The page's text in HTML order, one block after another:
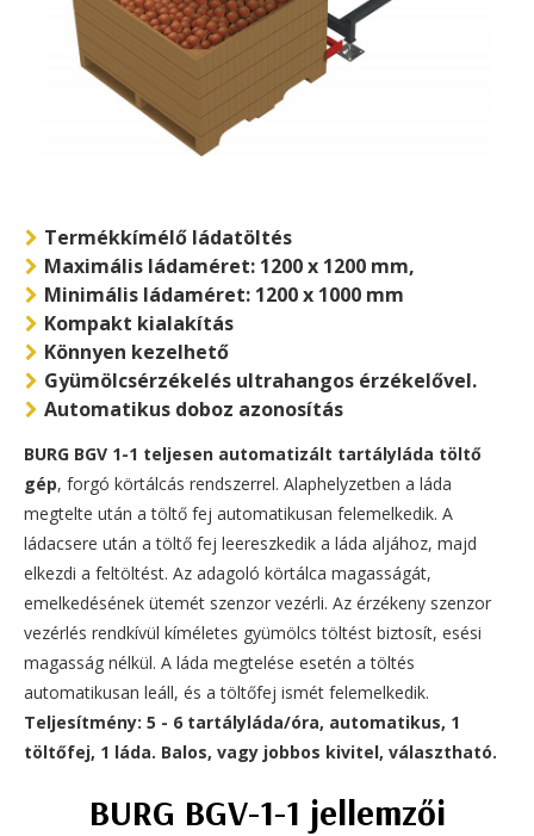
Termékkímélő ládatöltés
Maximális ládaméret: 1200 x 1200 mm,
Minimális ládaméret: 1200 x 1000 mm
Kompakt kialakítás
Könnyen kezelhető
Gyümölcsérzékelés ultrahangos érzékelővel.
Automatikus doboz azonosítás
BURG BGV 1-1 teljesen automatizált tartályláda töltő
gép, forgó körtálcás rendszerrel. Alaphelyzetben a láda
megtelte után a töltő fej automatikusan felemelkedik. A
ládacsere után a töltő fej leereszkedik a láda aljához, majd
elkezdi a feltöltést. Az adagoló körtálca magasságát,
emelkedésének ütemét szenzor vezérli. Az érzékeny szenzor
vezérlés rendkívül kíméletes gyümölcs töltést biztosít, esési
magasság nélkül. A láda megtelése esetén a töltés
automatikusan leáll, és a töltőfej ismét felemelkedik.
Teljesítmény: 5 - 6 tartályláda/óra, automatikus, 1
töltőfej, 1 láda. Balos, vagy jobbos kivitel, választható.
BURG BGV-1-1 jellemzői